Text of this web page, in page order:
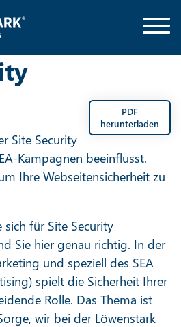
PDF
herunterladen
Site Security
Kampagnen beeinflusst.
Ihre Webseitensicherheit zu
sich für Site Security
Sie hier genau richtig. In der
und speziell des SEA
spielt die Sicherheit Ihrer
Rolle. Das Thema ist
wir bei der Löwenstark